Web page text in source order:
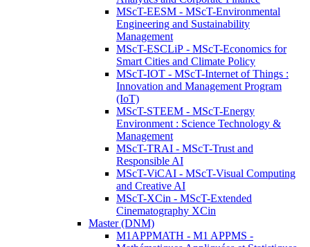
MScT-EESM - MScT-Environmental
Engineering and Sustainability
Management
MScT-ESCLiP - MScT-Economics for
Smart Cities and Climate Policy
MScT-IOT - MScT-Internet of Things :
Innovation and Management Program
(IoT)
MScT-STEEM - MScT-Energy
Environment : Science Technology &
Management
MScT-TRAI - MScT-Trust and
Responsible AI
MScT-ViCAI - MScT-Visual Computing
and Creative AI
MScT-XCin - MScT-Extended
Cinematography XCin
Master (DNM)
M1APPMATH - M1 APPMS -